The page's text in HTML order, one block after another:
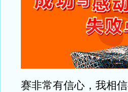
赛非常有信心，我相